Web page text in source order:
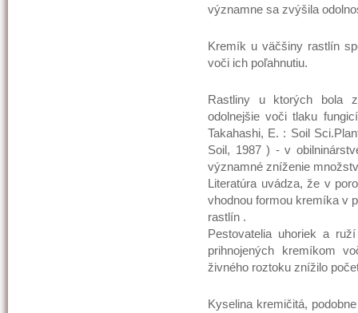
významne sa zvýšila
Kremík u väčšiny rastlín
voči ich poľahnutiu.
Rastliny u ktorých bola
odolnejšie voči tlaku
Takahashi, E. : Soil
Soil, 1987 ) - v
významné zníženie
Literatúra uvádza, že v
vhodnou formou kremíka v
rastlín .
Pestovatelia uhoriek a
prihnojených kremíkom
živného roztoku znížilo
Kyselina kremičitá,